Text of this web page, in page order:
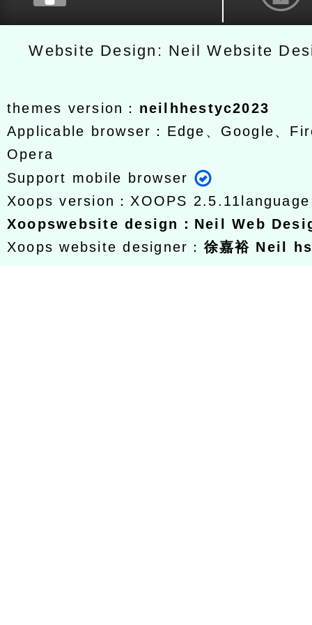
Website Design: Neil Website
themes version： neilhhestyc2023
Applicable browser：Edge、Google、
Opera
Support mobile browser
Xoops version： XOOPS 2.5.11
Xoopswebsite design ： Neil Web
Xoops website designer： 徐嘉裕 Neil